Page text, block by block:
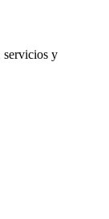
servicios y